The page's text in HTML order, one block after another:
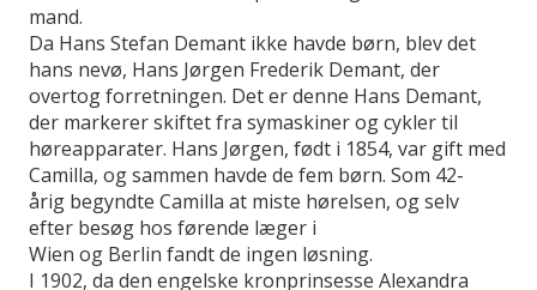
mand.
Da Hans Stefan Demant ikke havde børn, blev det
hans nevø, Hans Jørgen Frederik Demant, der
overtog forretningen. Det er denne Hans Demant,
der markerer skiftet fra symaskiner og cykler til
høreapparater. Hans Jørgen, født i 1854, var gift med
Camilla, og sammen havde de fem børn. Som 42-
årig begyndte Camilla at miste hørelsen, og selv
efter besøg hos førende læger i
Wien og Berlin fandt de ingen løsning.
I 1902, da den engelske kronprinsesse Alexandra